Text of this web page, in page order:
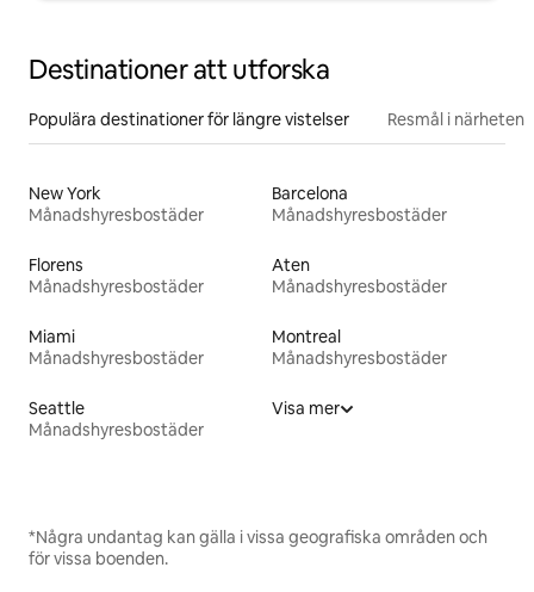
Destinationer att utforska
Populära destinationer för längre vistelser Resmål i närheten
New York
Månadshyresbostäder
Barcelona
Månadshyresbostäder
Florens
Månadshyresbostäder
Aten
Månadshyresbostäder
Miami
Månadshyresbostäder
Montreal
Månadshyresbostäder
Seattle
Månadshyresbostäder
Visa mer
*Några undantag kan gälla i vissa geografiska områden och
för vissa boenden.